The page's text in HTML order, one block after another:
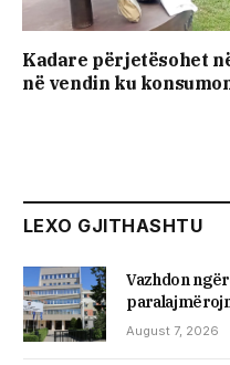
Kadare përjetësohet
në vendin ku
LEXO GJITHASHTU
Vazhdon
August 7, 2026